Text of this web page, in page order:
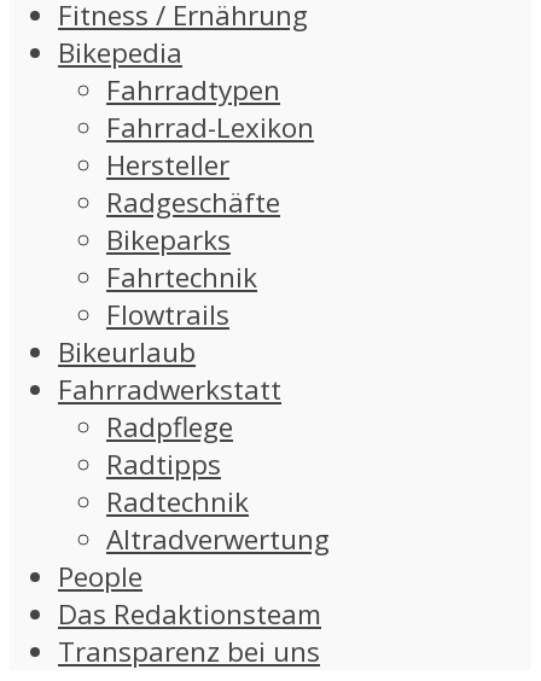
Fitness / Ernährung
Bikepedia
Fahrradtypen
Fahrrad-Lexikon
Hersteller
Radgeschäfte
Bikeparks
Fahrtechnik
Flowtrails
Bikeurlaub
Fahrradwerkstatt
Radpflege
Radtipps
Radtechnik
Altradverwertung
People
Das Redaktionsteam
Transparenz bei uns